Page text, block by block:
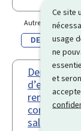
Ce site
usage
ne
et
Autre(s) langue(s)
DE EN
Demande
d’erreur
communal
salariés)